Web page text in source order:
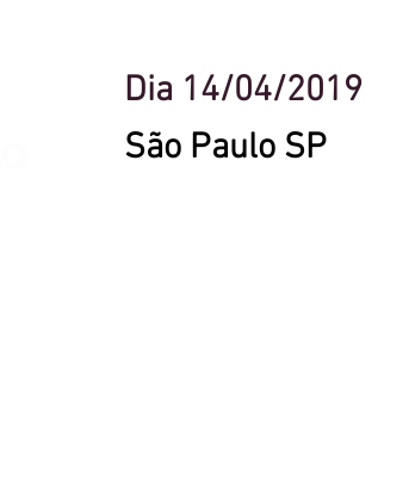
Dia 14/04/2019
São Paulo SP